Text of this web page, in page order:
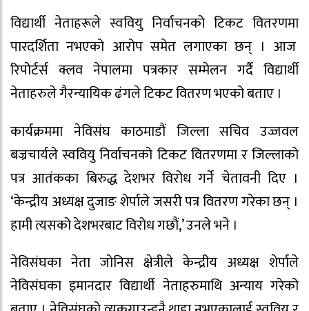
विद्यार्थी नेताहरूले स्ववियु निर्वाचनको टिकट वितरणमा
पारदर्शिता नभएको आरोप समेत लगाएका छन् । आज
रिपोर्टर्स क्लव नेपालमा पत्रकार सम्मेलन गर्दै विद्यार्थी
नेताहरुले गैरन्यायिक ढंगले टिकट वितरण भएको बताए ।
कार्यक्रममा नेविसंघ काठमाडौं जिल्ला सचिव उज्जवल
बज्रचार्यले स्ववियु निर्वाचनको टिकट वितरणमा र जिल्लाकाे
पत्र आतंकका बिरुद्ध देशभर विरोध गर्ने चेतावनी दिए ।
‘केन्द्रीय अध्यक्ष दुजाङ शेर्पाले जसरी पत्र वितरण गरेका छन् ।
हामी त्यसको देशभरबाट विरोध गछौं,’ उनले भने ।
नेविसंघका नेता जोनिस क्षेत्रीले केन्द्रीय अध्यक्ष शेर्पाले
नेविसंघका इमानदार विद्यार्थी नेताहरुमाथि अन्याय गरेको